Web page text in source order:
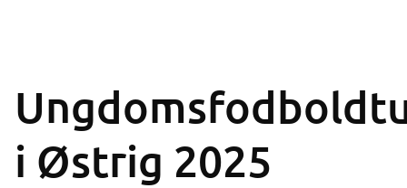
i Østrig 2025